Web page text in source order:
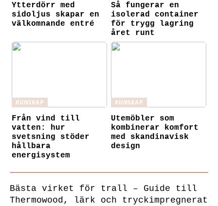
Ytterdörr med
sidoljus skapar en
välkomnande entré
Så fungerar en
isolerad container
för trygg lagring
året runt
KUNSKAP
Från vind till
vatten: hur
svetsning stöder
hållbara
energisystem
KUNSKAP
Utemöbler som
kombinerar komfort
med skandinavisk
design
Bästa virket för trall – Guide till
Thermowood, lärk och tryckimpregnerat